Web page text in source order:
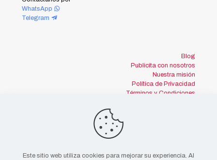
WhatsApp
Telegram
Blog
Publicita con nosotros
Nuestra misión
Política de Privacidad
Términos y Condiciones
Este sitio web utiliza cookies para mejorar su experiencia. Al